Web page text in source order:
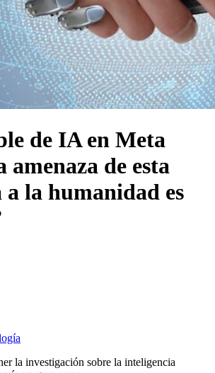
de IA en Meta
amenaza de esta
a la humanidad es
la investigación sobre la inteligencia